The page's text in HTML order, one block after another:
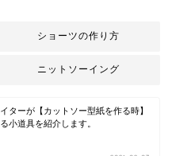
ショーツの作り方
ニットソーイング
ターが【カットソー型紙を作る時】
小道具を紹介します。